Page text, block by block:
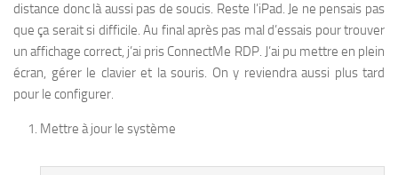
distance donc là aussi pas de soucis. Reste l’iPad. Je ne pensais pas
que ça serait si difficile. Au final après pas mal d’essais pour trouver
un affichage correct, j’ai pris ConnectMe RDP. J’ai pu mettre en plein
écran, gérer le clavier et la souris. On y reviendra aussi plus tard
pour le configurer.
Mettre à jour le système